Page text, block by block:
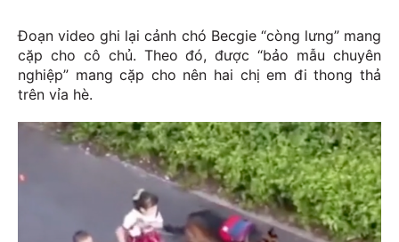
Đoạn video ghi lại cảnh chó Becgie “còng lưng” mang
cặp cho cô chủ. Theo đó, được “bảo mẫu chuyên
nghiệp” mang cặp cho nên hai chị em đi thong thả
trên vỉa hè.